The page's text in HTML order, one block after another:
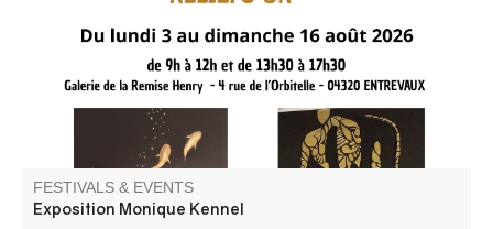
FESTIVALS & EVENTS
Exposition Monique Kennel